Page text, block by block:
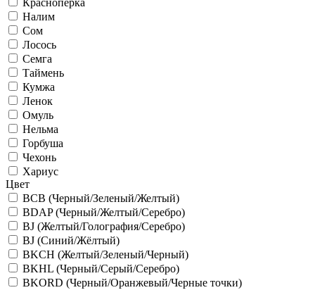
Красноперка
Налим
Сом
Лосось
Семга
Таймень
Кумжа
Ленок
Омуль
Нельма
Горбуша
Чехонь
Хариус
Цвет
BCB (Черный/Зеленый/Желтый)
BDAP (Черный/Желтый/Серебро)
BJ (Желтый/Голография/Серебро)
BJ (Синий/Жёлтый)
BKCH (Желтый/Зеленый/Черный)
BKHL (Черный/Серый/Серебро)
BKORD (Черный/Оранжевый/Черные точки)